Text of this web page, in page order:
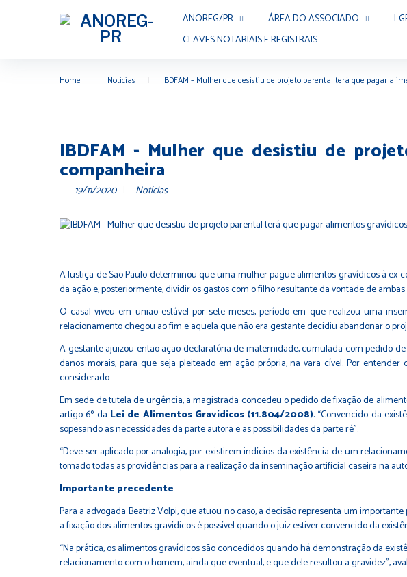
ANOREG/PR ÁREA DO ASSOCIADO
CLAVES NOTARIAIS E REGISTRAIS
Home Notícias IBDFAM – Mulher que desistiu de projeto parental terá que pagar
IBDFAM - Mulher que desistiu de
companheira
19/11/2020 Notícias
A Justiça de São Paulo determinou que uma mulher pague alimentos gravídicos à
da ação e, posteriormente, dividir os gastos com o filho resultante da vontade de
O casal viveu em união estável por sete meses, período em que realizou uma
relacionamento chegou ao fim e aquela que não era gestante decidiu abandonar o
A gestante ajuizou então ação declaratória de maternidade, cumulada com pedido
danos morais, para que seja pleiteado em ação própria, na vara cível. Por
considerado.
Em sede de tutela de urgência, a magistrada concedeu o pedido de fixação de
artigo 6º da Lei de Alimentos Gravídicos (11.804/2008): “Convencido da
sopesando as necessidades da parte autora e as possibilidades da parte ré”.
“Deve ser aplicado por analogia, por existirem indícios da existência de um
tomado todas as providências para a realização da inseminação artificial caseira na
Importante precedente
Para a advogada Beatriz Volpi, que atuou no caso, a decisão representa um
a fixação dos alimentos gravídicos é possível quando o juiz estiver convencido da
“Na prática, os alimentos gravídicos são concedidos quando há demonstração da
relacionamento com o homem, ainda que eventual, e que dele resultou a gravidez”,